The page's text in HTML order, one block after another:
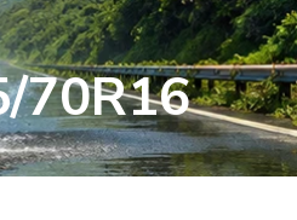
70R16